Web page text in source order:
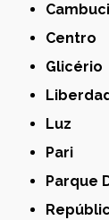
Cambuci
Centro
Glicério
Luz
Pari
Parque